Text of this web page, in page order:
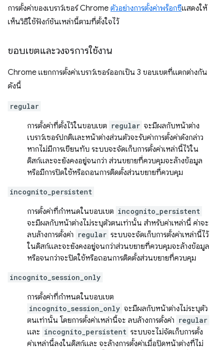
การตั้งค่าของเบราว์เซอร์ Chrome ตัวอย่างการตั้งค่าพร็อกซีแสดงให้
เห็นวิธีใช้ฟังก์ชันเหล่านี้ตามที่ตั้งใจไว้
ขอบเขตและวงจรการใช้งาน
Chrome แยกการตั้งค่าเบราว์เซอร์ออกเป็น 3 ขอบเขตที่แตกต่างกัน
ดังนี้
regular
การตั้งค่าที่ตั้งไว้ในขอบเขต regular จะมีผลกับหน้าต่าง
เบราว์เซอร์ปกติและหน้าต่างส่วนตัวจะรับค่าการตั้งค่าดังกล่าว
หากไม่มีการเขียนทับ ระบบจะจัดเก็บการตั้งค่าเหล่านี้ไว้ใน
ดิสก์และจะยังคงอยู่จนกว่า ส่วนขยายที่ควบคุมจะล้างข้อมูล
หรือมีการปิดใช้หรือถอนการติดตั้งส่วนขยายที่ควบคุม
incognito_persistent
การตั้งค่าที่กำหนดในขอบเขต incognito_persistent
จะมีผลกับหน้าต่างไม่ระบุตัวตนเท่านั้น สำหรับค่าเหล่านี้ ค่าจะ
ลบล้างการตั้งค่า regular ระบบจะจัดเก็บการตั้งค่าเหล่านี้ไว้
ในดิสก์และจะยังคงอยู่จนกว่าส่วนขยายที่ควบคุมจะล้างข้อมูล
หรือจนกว่าจะปิดใช้หรือถอนการติดตั้งส่วนขยายที่ควบคุม
incognito_session_only
การตั้งค่าที่กำหนดในขอบเขต
incognito_session_only จะมีผลกับหน้าต่างไม่ระบุตัว
ตนเท่านั้น โดยการตั้งค่าเหล่านี้จะ ลบล้างการตั้งค่า regular
และ incognito_persistent ระบบจะไม่จัดเก็บการตั้ง
ค่าเหล่านี้ลงในดิสก์และ จะล้างการตั้งค่าเมื่อปิดหน้าต่างที่ไม่